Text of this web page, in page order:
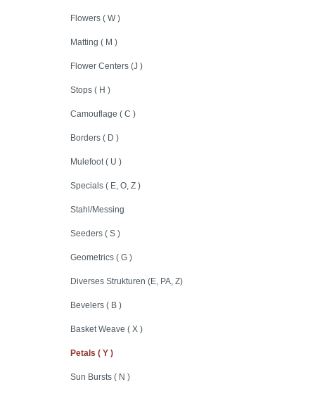
Flowers ( W )
Matting ( M )
Flower Centers (J )
Stops ( H )
Camouflage ( C )
Borders ( D )
Mulefoot ( U )
Specials ( E, O, Z )
Stahl/Messing
Seeders ( S )
Geometrics ( G )
Diverses Strukturen (E, PA, Z)
Bevelers ( B )
Basket Weave ( X )
Petals ( Y )
Sun Bursts ( N )